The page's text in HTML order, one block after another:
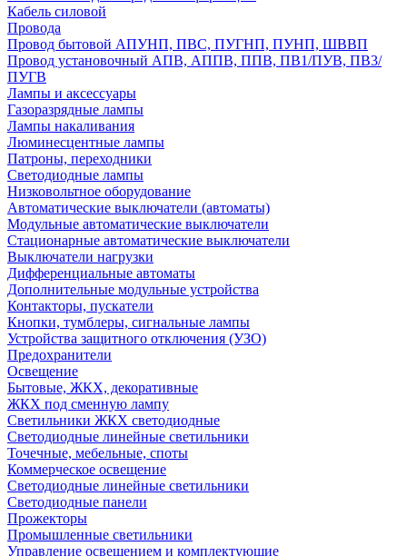
Кабель силовой
Провода
Провод бытовой АПУНП, ПВС, ПУГНП, ПУНП, ШВВП
Провод установочный АПВ, АППВ, ППВ, ПВ1/ПУВ, ПВ3/
ПУГВ
Лампы и аксессуары
Газоразрядные лампы
Лампы накаливания
Люминесцентные лампы
Патроны, переходники
Светодиодные лампы
Низковольтное оборудование
Автоматические выключатели (автоматы)
Модульные автоматические выключатели
Стационарные автоматические выключатели
Выключатели нагрузки
Дифференциальные автоматы
Дополнительные модульные устройства
Контакторы, пускатели
Кнопки, тумблеры, сигнальные лампы
Устройства защитного отключения (УЗО)
Предохранители
Освещение
Бытовые, ЖКХ, декоративные
ЖКХ под сменную лампу
Светильники ЖКХ светодиодные
Светодиодные линейные светильники
Точечные, мебельные, споты
Коммерческое освещение
Светодиодные линейные светильники
Светодиодные панели
Прожекторы
Промышленные светильники
Управление освещением и комплектующие